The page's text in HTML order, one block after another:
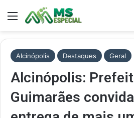
Menu
Alcinópolis Destaques Geral
Alcinópolis:
Guimarães